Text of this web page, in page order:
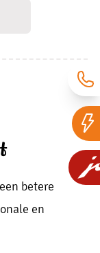
betere
en